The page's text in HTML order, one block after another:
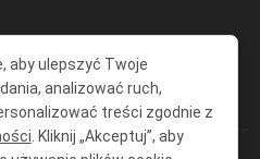
aby ulepszyć Twoje
analizować ruch,
treści zgodnie z
. Kliknij „Akceptuj”, aby